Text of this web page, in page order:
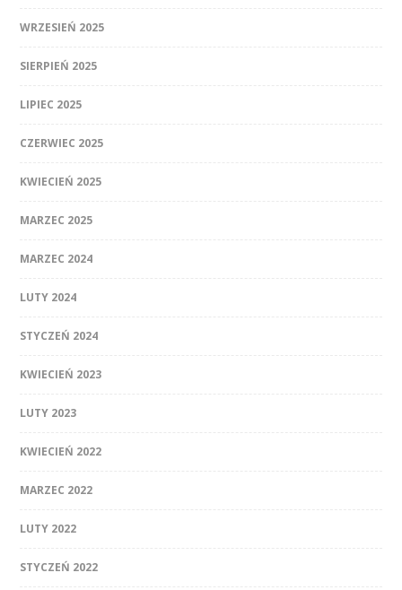
WRZESIEŃ 2025
SIERPIEŃ 2025
LIPIEC 2025
CZERWIEC 2025
KWIECIEŃ 2025
MARZEC 2025
MARZEC 2024
LUTY 2024
STYCZEŃ 2024
KWIECIEŃ 2023
LUTY 2023
KWIECIEŃ 2022
MARZEC 2022
LUTY 2022
STYCZEŃ 2022